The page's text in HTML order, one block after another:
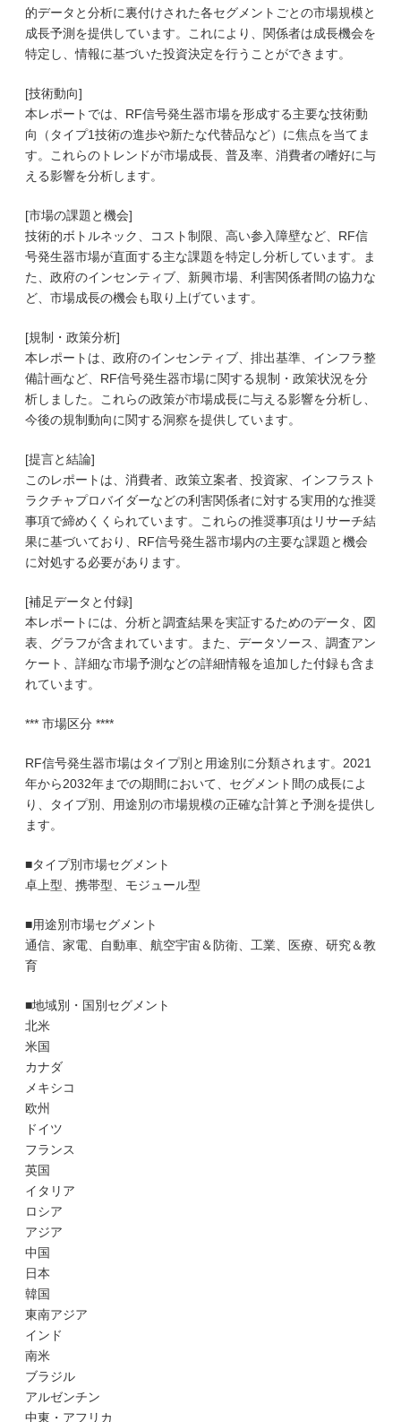
的データと分析に裏付けされた各セグメントごとの市場規模と
成長予測を提供しています。これにより、関係者は成長機会を
特定し、情報に基づいた投資決定を行うことができます。
[技術動向]
本レポートでは、RF信号発生器市場を形成する主要な技術動
向（タイプ1技術の進歩や新たな代替品など）に焦点を当てま
す。これらのトレンドが市場成長、普及率、消費者の嗜好に与
える影響を分析します。
[市場の課題と機会]
技術的ボトルネック、コスト制限、高い参入障壁など、RF信
号発生器市場が直面する主な課題を特定し分析しています。ま
た、政府のインセンティブ、新興市場、利害関係者間の協力な
ど、市場成長の機会も取り上げています。
[規制・政策分析]
本レポートは、政府のインセンティブ、排出基準、インフラ整
備計画など、RF信号発生器市場に関する規制・政策状況を分
析しました。これらの政策が市場成長に与える影響を分析し、
今後の規制動向に関する洞察を提供しています。
[提言と結論]
このレポートは、消費者、政策立案者、投資家、インフラスト
ラクチャプロバイダーなどの利害関係者に対する実用的な推奨
事項で締めくくられています。これらの推奨事項はリサーチ結
果に基づいており、RF信号発生器市場内の主要な課題と機会
に対処する必要があります。
[補足データと付録]
本レポートには、分析と調査結果を実証するためのデータ、図
表、グラフが含まれています。また、データソース、調査アン
ケート、詳細な市場予測などの詳細情報を追加した付録も含ま
れています。
*** 市場区分 ****
RF信号発生器市場はタイプ別と用途別に分類されます。2021
年から2032年までの期間において、セグメント間の成長によ
り、タイプ別、用途別の市場規模の正確な計算と予測を提供し
ます。
■タイプ別市場セグメント
卓上型、携帯型、モジュール型
■用途別市場セグメント
通信、家電、自動車、航空宇宙＆防衛、工業、医療、研究＆教
育
■地域別・国別セグメント
北米
米国
カナダ
メキシコ
欧州
ドイツ
フランス
英国
イタリア
ロシア
アジア
中国
日本
韓国
東南アジア
インド
南米
ブラジル
アルゼンチン
中東・アフリカ